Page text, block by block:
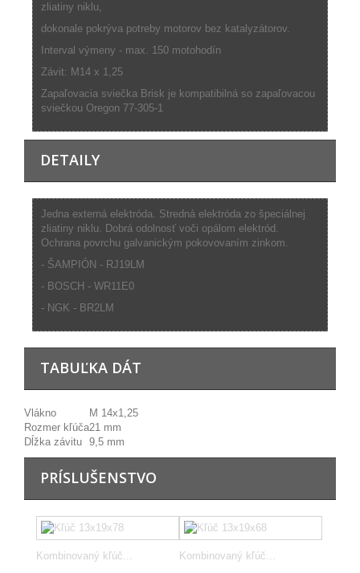
zliatiny niklu,
dokonale pokrýva potreby motorov bez katalyzátorov.
Interval výmeny - max. 150 motohodín
Závit: M14 x 1,25
Zapaľovacia sviečka Brisk je kompatibilná so zapaľovacou
sviečkou Oregon 77-305-1
DETAILY
Jedna externá elektróda. Stredná elektróda zo špeciálnej
zliatiny niklu. Dobrá odolnosť voči opálom elektród.
Ochrana povrchu galvanickým pokovovaním zinkom.
- ŠAMPIÓN - RJ19LM
- BOSCH - WR11E0
- NGK - BR2LM
TABUĽKA DÁT
Vlákno
M 14x1,25
Rozmer kľúča21 mm
Dĺžka závitu 9,5 mm
PRÍSLUŠENSTVO
Kombinovaný kľúč... Kombinovaný kľúč...